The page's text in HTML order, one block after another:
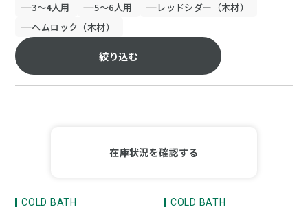
3～4人用
5～6人用
レッドシダー（木材）
ヘムロック（木材）
絞り込む
在庫状況を確認する
COLD BATH COLD BATH